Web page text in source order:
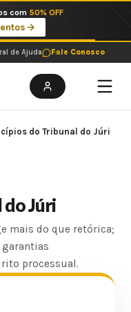
reais no pix em parcela única
de Ajuda Fale Conosco
do Tribunal do Júri
Júri
mais do que retórica;
processual.